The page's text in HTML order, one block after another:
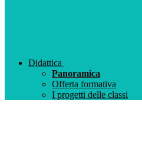
Didattica
Panoramica
Offerta formativa
I progetti delle classi